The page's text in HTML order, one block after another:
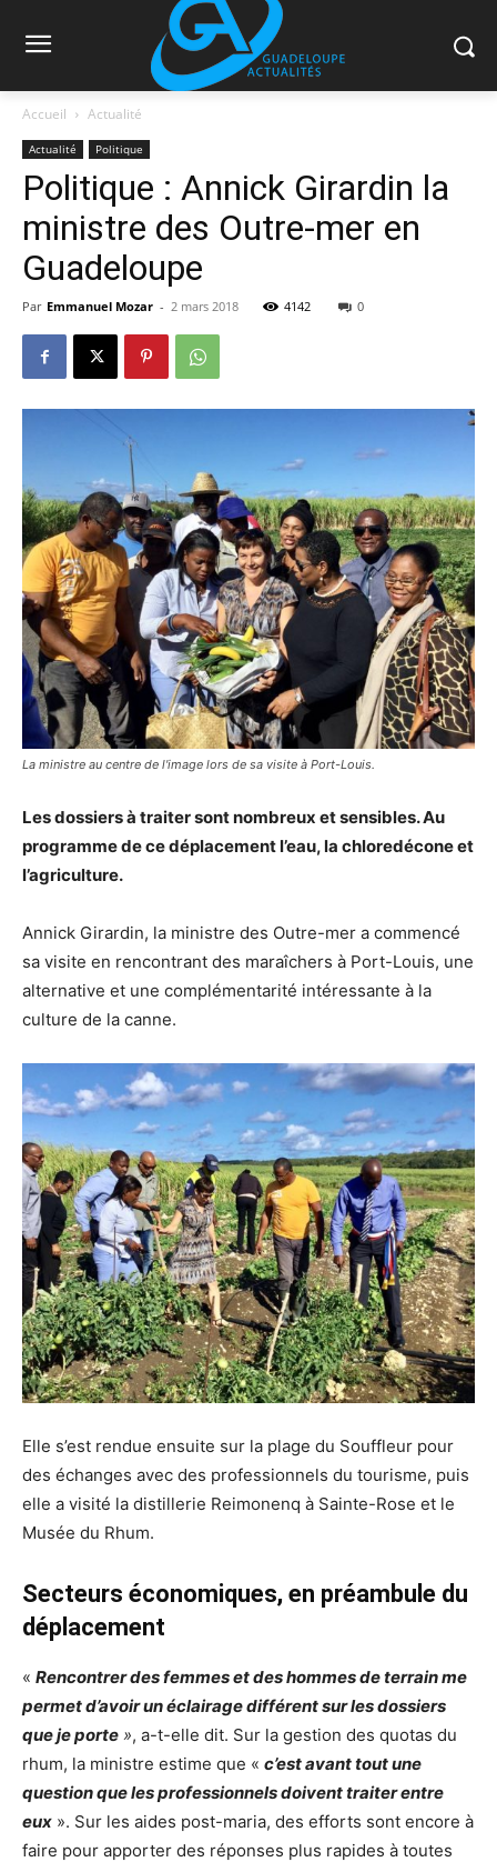
Accueil Actualité
Actualité Politique
Politique : Annick Girardin la
ministre des Outre-mer en
Guadeloupe
Par Emmanuel Mozar - 2 mars 2018 4142 0
La ministre au centre de l'image lors de sa visite à Port-Louis.
Les dossiers à traiter sont nombreux et sensibles. Au
programme de ce déplacement l’eau, la chloredécone et
l’agriculture.
Annick Girardin, la ministre des Outre-mer a commencé
sa visite en rencontrant des maraîchers à Port-Louis, une
alternative et une complémentarité intéressante à la
culture de la canne.
Elle s’est rendue ensuite sur la plage du Souffleur pour
des échanges avec des professionnels du tourisme, puis
elle a visité la distillerie Reimonenq à Sainte-Rose et le
Musée du Rhum.
Secteurs économiques, en préambule du
déplacement
« Rencontrer des femmes et des hommes de terrain me
permet d’avoir un éclairage différent sur les dossiers
que je porte », a-t-elle dit. Sur la gestion des quotas du
rhum, la ministre estime que « c’est avant tout une
question que les professionnels doivent traiter entre
eux ». Sur les aides post-maria, des efforts sont encore à
faire pour apporter des réponses plus rapides à toutes